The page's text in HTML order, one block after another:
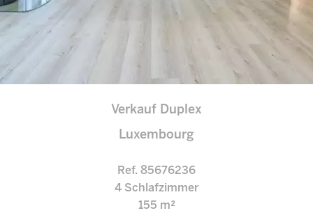
Verkauf Duplex
Luxembourg
Ref. 85676236
4 Schlafzimmer
155 m²